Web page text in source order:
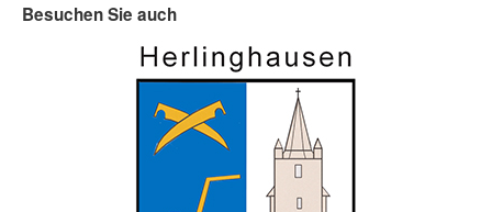
Besuchen Sie auch